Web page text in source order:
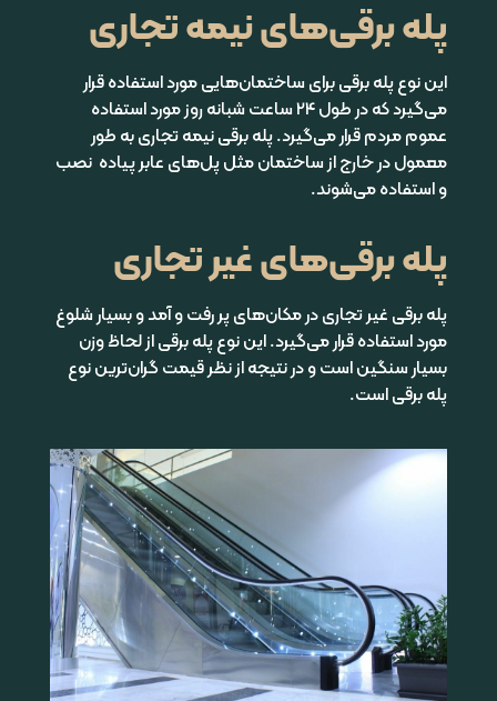
پله برقی‌های نیمه تجاری
این نوع پله برقی برای ساختمان‌هایی مورد استفاده قرار
می‌گیرد که در طول 24 ساعت شبانه روز مورد استفاده
عموم مردم قرار می‌گیرد. پله برقی نیمه تجاری به طور
معمول در خارج از ساختمان مثل پل‌های عابر پیاده نصب
و استفاده می‌شوند.
پله برقی‌های غیر تجاری
پله برقی غیر تجاری در مکان‌های پر رفت و آمد و بسیار شلوغ
مورد استفاده قرار می‌گیرد. این نوع پله برقی از لحاظ وزن
بسیار سنگین‌ است و در نتیجه از نظر قیمت گران‌ترین نوع
پله برقی است.